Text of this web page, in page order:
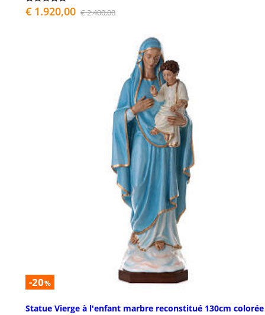
€ 1.920,00 € 2.400,00
-20%
Statue Vierge à l'enfant marbre reconstitué 130cm colorée